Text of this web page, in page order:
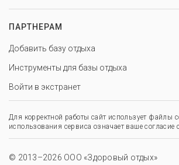
ПАРТНЕРАМ
Добавить базу отдыха
Инструменты для базы отдыха
Войти в экстранет
Для корректной работы сайт использует файлы
использования сервиса означает ваше согласие
© 2013–2026 ООО «Здоровый отдых»